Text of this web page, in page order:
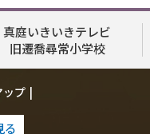
真庭いきいきテレビ
旧遷喬尋常小学校
ップ
る